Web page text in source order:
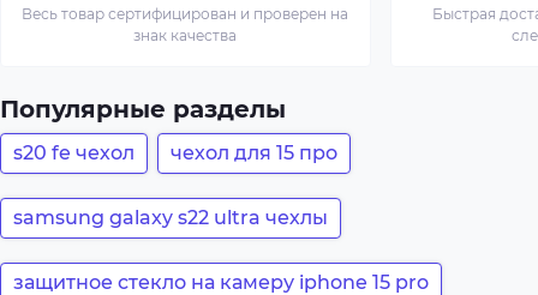
Весь товар сертифицирован и проверен на
знак качества
Быстрая
Популярные разделы
s20 fe чехол чехол для 15 про
samsung galaxy s22 ultra чехлы
защитное стекло на камеру iphone 15 pro